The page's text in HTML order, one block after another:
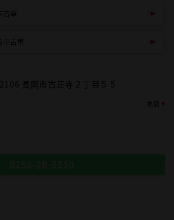
古車
中古車
長岡市古正寺２丁目５５